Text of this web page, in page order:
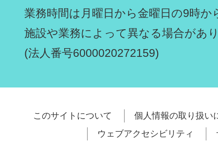
業務時間は月曜日から金曜日の9時か
施設や業務によって異なる場合があ
(法人番号6000020272159)
このサイトについて
個人情報の取り扱い
ウェブアクセシビリティ